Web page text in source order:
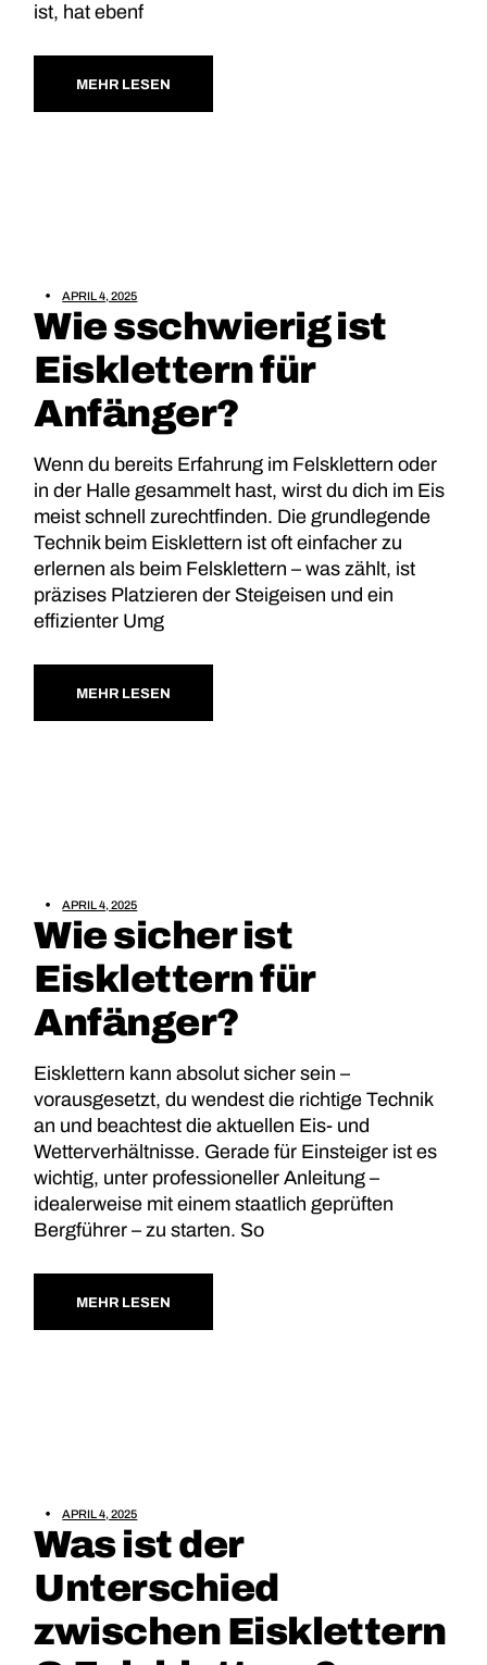
ist, hat ebenf
MEHR LESEN
APRIL 4, 2025
Wie sschwierig ist
Eisklettern für
Anfänger?
Wenn du bereits Erfahrung im Felsklettern oder
in der Halle gesammelt hast, wirst du dich im Eis
meist schnell zurechtfinden. Die grundlegende
Technik beim Eisklettern ist oft einfacher zu
erlernen als beim Felsklettern – was zählt, ist
präzises Platzieren der Steigeisen und ein
effizienter Umg
MEHR LESEN
APRIL 4, 2025
Wie sicher ist
Eisklettern für
Anfänger?
Eisklettern kann absolut sicher sein –
vorausgesetzt, du wendest die richtige Technik
an und beachtest die aktuellen Eis- und
Wetterverhältnisse. Gerade für Einsteiger ist es
wichtig, unter professioneller Anleitung –
idealerweise mit einem staatlich geprüften
Bergführer – zu starten. So
MEHR LESEN
APRIL 4, 2025
Was ist der
Unterschied
zwischen Eisklettern